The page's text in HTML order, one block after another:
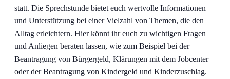
statt. Die Sprechstunde bietet euch wertvolle Informationen
und Unterstützung bei einer Vielzahl von Themen, die den
Alltag erleichtern. Hier könnt ihr euch zu wichtigen Fragen
und Anliegen beraten lassen, wie zum Beispiel bei der
Beantragung von Bürgergeld, Klärungen mit dem Jobcenter
oder der Beantragung von Kindergeld und Kinderzuschlag.